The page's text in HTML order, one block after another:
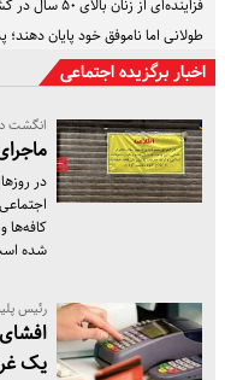
فزاینده‌ای از
طولانی اما ناموفق خود پایان
اخبار برگزیده اجتماعی
انگشت
در
کافه‌ها
شده
رئیس
یک